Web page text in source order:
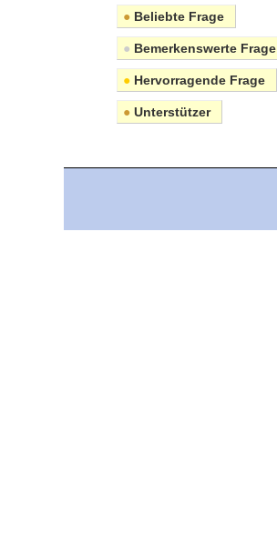
● Beliebte Frage
● Bemerkenswerte Frage
● Hervorragende Frage
● Unterstützer